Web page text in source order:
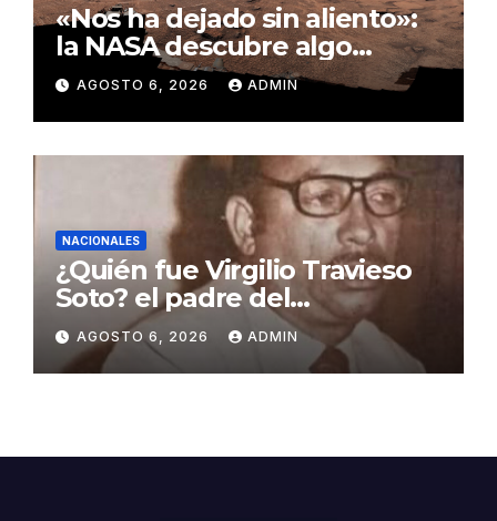
«Nos ha dejado sin aliento»:
la NASA descubre algo
insólito en Marte
AGOSTO 6, 2026 ADMIN
NACIONALES
¿Quién fue Virgilio Travieso
Soto? el padre del
baloncesto dominicano
AGOSTO 6, 2026 ADMIN